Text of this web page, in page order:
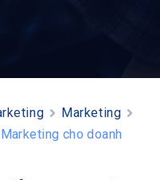
Marketing
cho doanh